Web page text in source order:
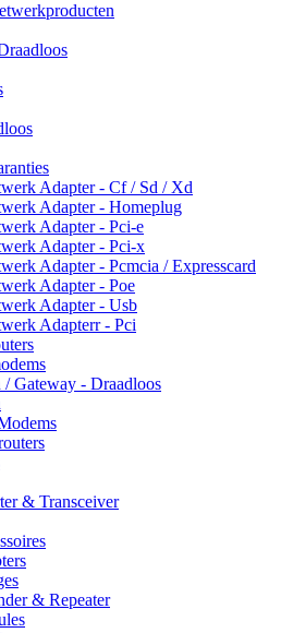
Adapter - Cf / Sd / Xd
Adapter - Homeplug
Adapter - Pci-e
Adapter - Pci-x
Adapter - Pcmcia / Expresscard
Adapter - Poe
Adapter - Usb
Adapterr - Pci
Gateway - Draadloos
& Transceiver
& Repeater